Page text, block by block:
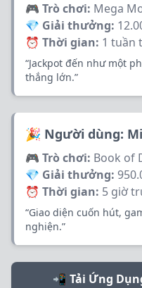
🎮 Trò chơi: Mega
💎 Giải thưởng:
⏰ Thời gian: 1 tuần
“Jackpot đến như một
thắng lớn.”
🎉 Người dùng:
🎮 Trò chơi: Book of
💎 Giải thưởng:
⏰ Thời gian: 5 giờ
“Giao diện cuốn hút,
nghiện.”
📲 Tải Ứng